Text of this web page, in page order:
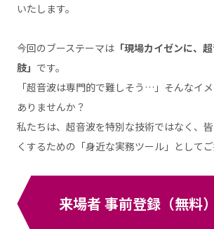
いたします。
今回のブーステーマは「現場カイゼンに、
肢」 です。
「超音波は専門的で難しそう…」そんなイ
ありませんか？
私たちは、超音波を特別な技術ではなく、
くするための「身近な実務ツール」としてご
来場者 事前登録（無料）